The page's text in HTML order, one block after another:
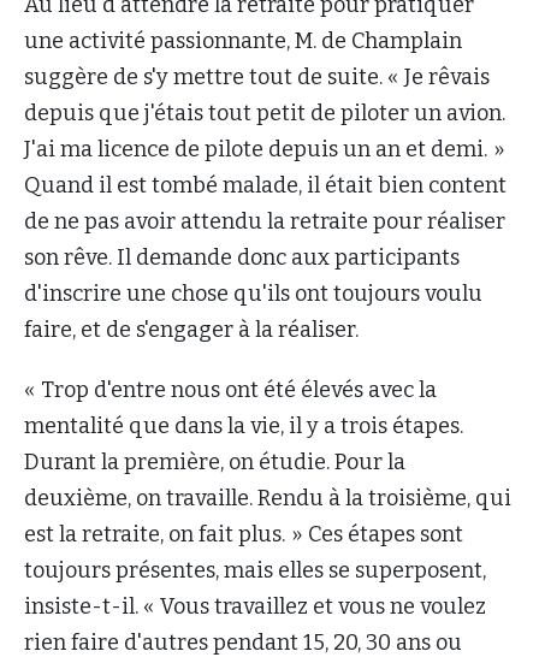
une activité passionnante, M. de Champlain
suggère de s'y mettre tout de suite. « Je rêvais
depuis que j'étais tout petit de piloter un avion.
J'ai ma licence de pilote depuis un an et demi. »
Quand il est tombé malade, il était bien content
de ne pas avoir attendu la retraite pour réaliser
son rêve. Il demande donc aux participants
d'inscrire une chose qu'ils ont toujours voulu
faire, et de s'engager à la réaliser.
« Trop d'entre nous ont été élevés avec la
mentalité que dans la vie, il y a trois étapes.
Durant la première, on étudie. Pour la
deuxième, on travaille. Rendu à la troisième, qui
est la retraite, on fait plus. » Ces étapes sont
toujours présentes, mais elles se superposent,
insiste-t-il. « Vous travaillez et vous ne voulez
rien faire d'autres pendant 15, 20, 30 ans ou